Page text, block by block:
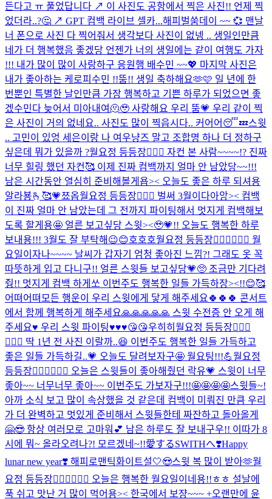
든다고 ㅠ 풀었답니다 ↗️ 이 사진도 공항에서 찍은 사진!! 언제 찍
었더라..?🤔 ↗️ GPT 컴백 라이브 셀카...해피벌쑴데이 ~~ 💞 맨날
너 폰으로 사진 다 찍어줘서 생각보다 사진이 없넹 .. 생일인만큼
네가 더 행복했음 좋겠당 언젠가 너의 생일에는 같이 여행도 가자
!!! 내가 많이 많이 사랑하구 응원행 배수민 ~~💖 마지막 사진은
내가 좋아하는 케로피수민 !!뚬!! 생일 축하해요🫶🩷 일 년에 한
번뿐인 특별한 날인만큼 가장 행복하고 기쁜 하루가 되었으면 좋
겠수민다 늦어서 미아내여🫠🥹 사랑해요 우리 뚬💗 우리 같이 찍
은 사진이 거의 없네요.. 사진도 많이 찍읍시다.. 커어어😴💤스윗
.. 고민이 있엉 세은이랑 나 여우냥즈 말고 조합명 하나 더 정하구
싶은데 뭐가 있을까 ?월요정 등등장🧚🏻‍♀️ 자컨 본 사람~~~~!? 진짜
너무 힐링 했던 자컨🥰 이제 진짜 컴백까지 얼마 안 남았당~~!!!
남은 시간동안 열심히 준비해볼게욥>< 오늘도 좋은 하루 되셔용
알라뵹🫰🥰💗쬬옵월요정 등등장🧚🏻‍♀️ 벌써 3월이다아앙>< 컴백
이 진짜 얼마 안 남았는데 그 전까지 파이팅해서 멋지게 컴백해보
도록 할게용🤩 얼른 보고싶당 스윗><🥹💗!! 오늘도 행복한 하루
보내용!!! 3월도 잘 부탁해😉😊호호호월요정 등등장🧚🏻‍♀️🧚🏻‍♀️ 월
요일이자나~~~~ 날씨가 갑자기 엄청 좋아진 느낌?! 그래도 옷 꼭
따뜻하게 입고 다니구!! 얼른 스윗들 보고싶당💗🥺 조금만 기다려
줭!! 멋지게 컴백 하게쏘 이번주도 행복한 일들 가득하장><!!😊🥰
어뗘 어뗘 모든 행운이 우리 스윗에게 닿게 해주세요🍀🍀🍀 콘서트
에서 함께 행복하게 해주세요🙏🙏🙏🙏🙏 스윗 수전증 안 오게 해
주세요♥️ 우리 스윗 파이팅♥️♥️♥️😘😘우히히 월요정 등등장🧚🏻‍♀️
🧚🏻‍♀️ 딱 1년 전 사진 이랄까..😆 이번주도 행복한 일들 가득하고
좋은 일들 가득하길..💗 오늘도 달려보자구🤩 월요팅!!!💪월요정
등등장🧚🏻‍♀️🧚🏻‍♀️ 오늘은 스윗들이 좋아해줬던 락유💗 스윗이 너무
좋아~~ 너무너무 좋아~~ 이번주도 가보자구!!!🤩🤩🤩🤩스윗들~!
아까 소식 보고 많이 속상했을 것 같은데 컴백이 미뤄진 만큼 우리
가 더 완벽하고 멋있게 준비해서 스윗들한테 짜잔하고 돌아올게
🤗😎 항상 여러모로 고마워💕 남은 하루도 잘 보내구우!! 이따가 8
시에 뭐~ 올라오려나?! 모르겠네~!!愛するSWITHへ❣️Happy
lunar new year❣️ 해피로맨틱화이트설🤍😍스윗 복 많이 받아🫶월
요정 등등장🧚🏻‍♀️🧚🏻‍♀️ 오늘은 행복한 월요일이네용!!ㅎㅎ 설날에
푹 쉬고 맛난 거 많이 먹어용>< 한국에서 보쟝~~~ +오랜만에 윤